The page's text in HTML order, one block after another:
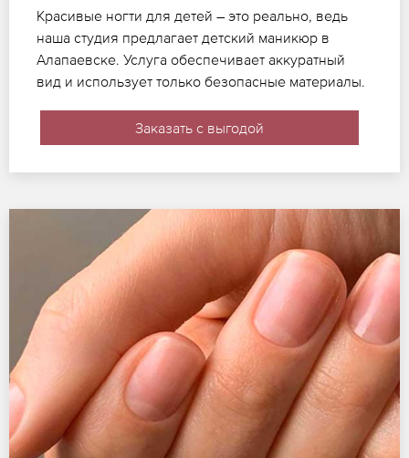
Красивые ногти для детей – это реально, ведь
наша студия предлагает детский маникюр в
Алапаевске. Услуга обеспечивает аккуратный
вид и использует только безопасные материалы.
Заказать с выгодой